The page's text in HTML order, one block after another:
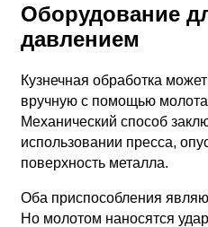
Оборудование
давлением
Кузнечная обработка
вручную с помощью
Механический способ
использовании пресса,
поверхность металла.
Оба приспособления
Но молотом наносятся